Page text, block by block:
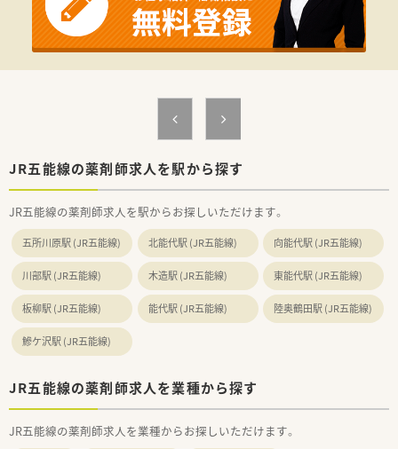
【想定されるキャリアイメージ】
■総合科目に対応する調剤スキルを磨きながら、認定薬剤師の取
得支援制度を活用して、専門性をさらに高めていけます。
■在宅医療の現場で経験を積むことにより、これからの時代に求
■教育制度が充実しているため、将来的には店舗運営や後輩の育
成に携わる管理薬剤師へのステップアップも目指せます。
JR五能線の薬剤師求人を駅から探す
JR五能線の薬剤師求人を駅からお探しいただけます。
五所川原駅 (JR五能線) 北能代駅 (JR五能線) 向能代駅 (JR五能線)
川部駅 (JR五能線) 木造駅 (JR五能線) 東能代駅 (JR五能線)
板柳駅 (JR五能線) 能代駅 (JR五能線) 陸奥鶴田駅 (JR五能線)
鰺ケ沢駅 (JR五能線)
JR五能線の薬剤師求人を業種から探す
JR五能線の薬剤師求人を業種からお探しいただけます。